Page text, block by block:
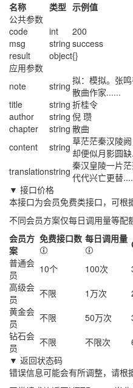
名称
类型 示例值
公共参数
code
int 200
msg
string success
result
object{}
应用参数
note
string 拟：模拟。张
散曲作家......
title
string 折桂令
author
string 倪 瓒
chapter
string 散曲
content
string 草茫茫秦汉陵阙
却便似月影圆
translationstring 秦汉皇陵一片
代代兴亡更替
▼ 接口价格
本接口为会员免费类接口，可根
不同会员方案仅每日调用量等配
会员方
案
免费接口数 每日调用量
普通会
员
10个 100次
高级会
员
不限 1万次
黄金会
员
不限 50万次
钻石会
员
不限 不限次
▼ 返回状态码
错误信息可能会有所调整，请